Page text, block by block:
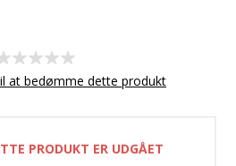
at bedømme dette produkt
PRODUKT ER UDGÅET